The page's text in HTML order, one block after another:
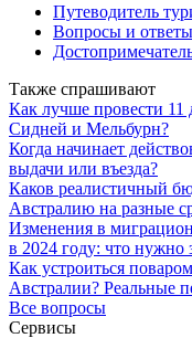
Путеводитель
Вопросы и ответы
Также спрашивают
Как лучше провести 11
Сидней и Мельбурн?
Когда начинает
выдачи или въезда?
Каков реалистичный
Австралию на разные
Изменения в
в 2024 году: что нужно
Как устроиться
Австралии? Реальные
Все вопросы
Сервисы